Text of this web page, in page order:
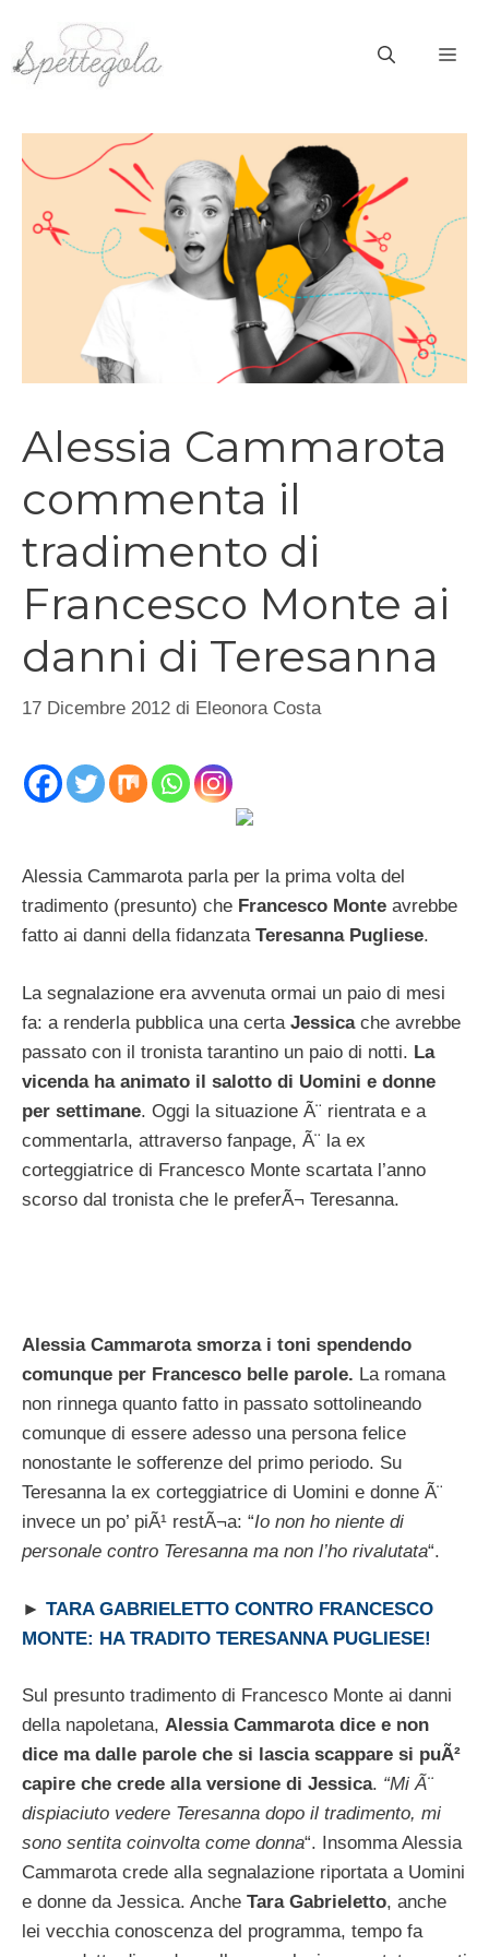
contenuto
Alessia Cammarota
commenta il
tradimento di
Francesco Monte ai
danni di Teresanna
17 Dicembre 2012 di Eleonora Costa
Alessia Cammarota parla per la prima volta del
tradimento (presunto) che Francesco Monte avrebbe
fatto ai danni della fidanzata Teresanna Pugliese.
La segnalazione era avvenuta ormai un paio di mesi
fa: a renderla pubblica una certa Jessicache avrebbe
passato con il tronista tarantino un paio di notti. La
vicenda ha animato il salotto di Uomini e donne
per settimane. Oggi la situazione Ã¨ rientrata e a
commentarla, attraverso fanpage, Ã¨ la ex
corteggiatrice di Francesco Monte scartata l’anno
scorso dal tronista che le preferÃ¬ Teresanna.
Alessia Cammarota smorza i toni spendendo
comunque per Francesco belle parole. La romana
non rinnega quanto fatto in passato sottolineando
comunque di essere adesso una persona felice
nonostante le sofferenze del primo periodo. Su
Teresanna la ex corteggiatrice di Uomini e donne Ã¨
invece un po’ piÃ¹ restÃ¬a: “Io non ho niente di
personale contro Teresanna ma non l’ho rivalutata“.
► TARA GABRIELETTO CONTRO FRANCESCO
MONTE: HA TRADITO TERESANNA PUGLIESE!
Sul presunto tradimento di Francesco Monte ai danni
della napoletana, Alessia Cammarota dice e non
dice ma dalle parole che si lascia scappare si puÃ²
capire che crede alla versione di Jessica. “Mi Ã¨
dispiaciuto vedere Teresanna dopo il tradimento, mi
sono sentita coinvolta come donna“. Insomma Alessia
Cammarota crede alla segnalazione riportata a Uomini
e donne da Jessica. Anche Tara Gabrieletto, anche
lei vecchia conoscenza del programma, tempo fa